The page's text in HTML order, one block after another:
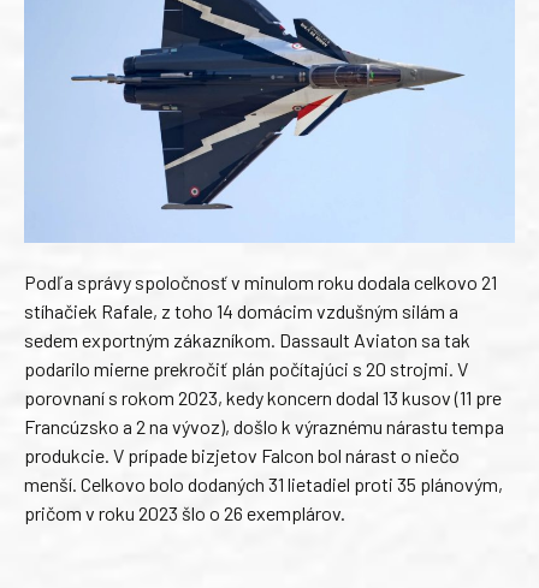
Podľa správy spoločnosť v minulom roku dodala celkovo 21
stíhačiek Rafale, z toho 14 domácim vzdušným silám a
sedem exportným zákazníkom. Dassault Aviaton sa tak
podarilo mierne prekročiť plán počítajúci s 20 strojmi. V
porovnaní s rokom 2023, kedy koncern dodal 13 kusov (11 pre
Francúzsko a 2 na vývoz), došlo k výraznému nárastu tempa
produkcie. V prípade bizjetov Falcon bol nárast o niečo
menší. Celkovo bolo dodaných 31 lietadiel proti 35 plánovým,
pričom v roku 2023 šlo o 26 exemplárov.